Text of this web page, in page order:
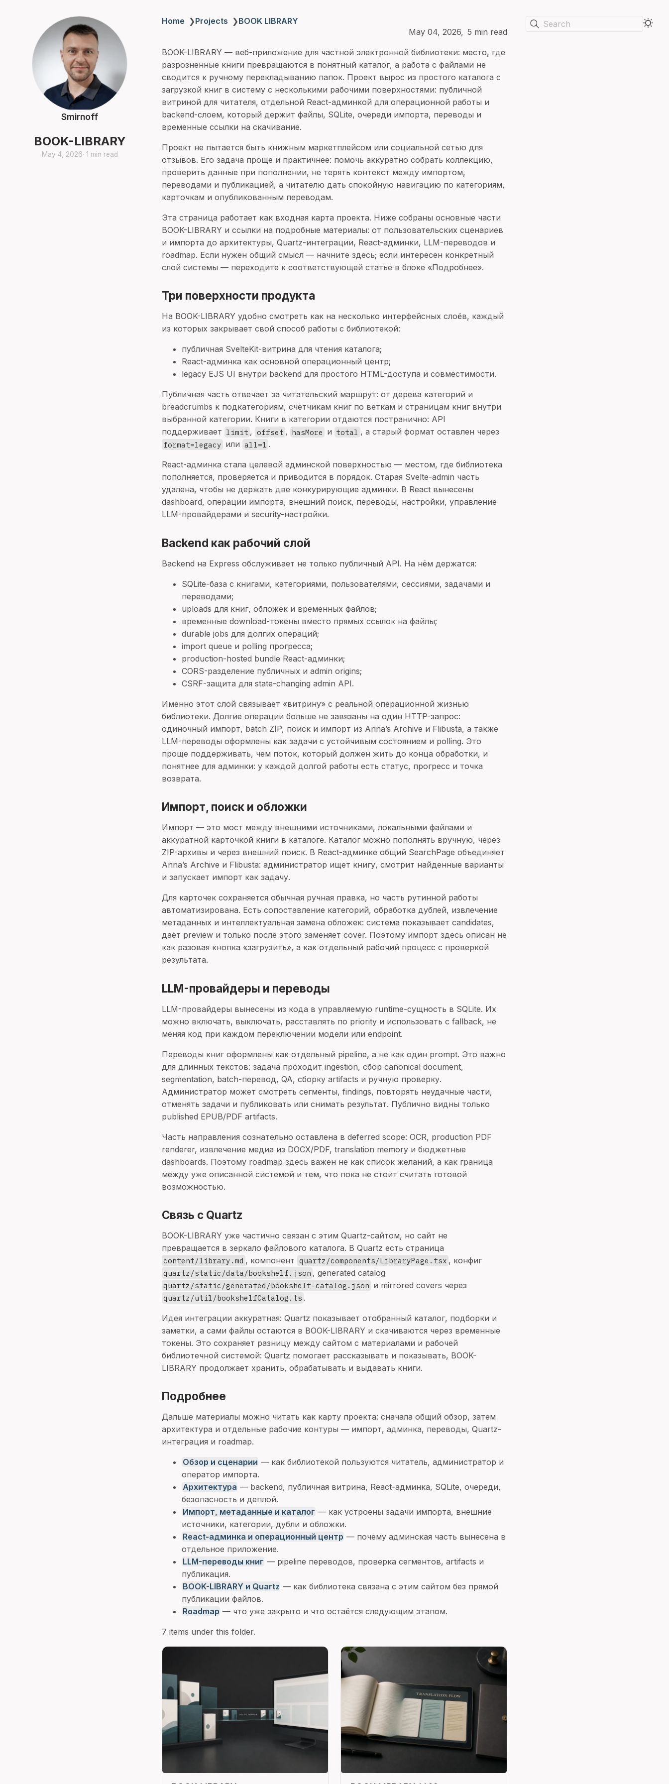
Smirnoff
BOOK-LIBRARY
May 4, 2026· 1 min read
Home ❯Projects ❯BOOK LIBRARY
May 04, 2026
5 min read
BOOK-LIBRARY — веб-приложение для частной электронной библиотеки: место, где
разрозненные книги превращаются в понятный каталог, а работа с файлами не
сводится к ручному перекладыванию папок. Проект вырос из простого каталога с
загрузкой книг в систему с несколькими рабочими поверхностями: публичной
витриной для читателя, отдельной React-админкой для операционной работы и
backend-слоем, который держит файлы, SQLite, очереди импорта, переводы и
временные ссылки на скачивание.
Проект не пытается быть книжным маркетплейсом или социальной сетью для
отзывов. Его задача проще и практичнее: помочь аккуратно собрать коллекцию,
проверить данные при пополнении, не терять контекст между импортом,
переводами и публикацией, а читателю дать спокойную навигацию по категориям,
карточкам и опубликованным переводам.
Эта страница работает как входная карта проекта. Ниже собраны основные части
BOOK-LIBRARY и ссылки на подробные материалы: от пользовательских сценариев
и импорта до архитектуры, Quartz-интеграции, React-админки, LLM-переводов и
roadmap. Если нужен общий смысл — начните здесь; если интересен конкретный
слой системы — переходите к соответствующей статье в блоке «Подробнее».
Три поверхности продукта
На BOOK-LIBRARY удобно смотреть как на несколько интерфейсных слоёв, каждый
из которых закрывает свой способ работы с библиотекой:
публичная SvelteKit-витрина для чтения каталога;
React-админка как основной операционный центр;
legacy EJS UI внутри backend для простого HTML-доступа и совместимости.
Публичная часть отвечает за читательский маршрут: от дерева категорий и
breadcrumbs к подкатегориям, счётчикам книг по веткам и страницам книг внутри
выбранной категории. Книги в категории отдаются постранично: API
поддерживает limit , offset , hasMore и total , а старый формат оставлен через
format=legacy или all=1 .
React-админка стала целевой админской поверхностью — местом, где библиотека
пополняется, проверяется и приводится в порядок. Старая Svelte-admin часть
удалена, чтобы не держать две конкурирующие админки. В React вынесены
dashboard, операции импорта, внешний поиск, переводы, настройки, управление
LLM-провайдерами и security-настройки.
Backend как рабочий слой
Backend на Express обслуживает не только публичный API. На нём держатся:
SQLite-база с книгами, категориями, пользователями, сессиями, задачами и
переводами;
uploads для книг, обложек и временных файлов;
временные download-токены вместо прямых ссылок на файлы;
durable jobs для долгих операций;
import queue и polling прогресса;
production-hosted bundle React-админки;
CORS-разделение публичных и admin origins;
CSRF-защита для state-changing admin API.
Именно этот слой связывает «витрину» с реальной операционной жизнью
библиотеки. Долгие операции больше не завязаны на один HTTP-запрос:
одиночный импорт, batch ZIP, поиск и импорт из Anna’s Archive и Flibusta, а также
LLM-переводы оформлены как задачи с устойчивым состоянием и polling. Это
проще поддерживать, чем поток, который должен жить до конца обработки, и
понятнее для админки: у каждой долгой работы есть статус, прогресс и точка
возврата.
Импорт, поиск и обложки
Импорт — это мост между внешними источниками, локальными файлами и
аккуратной карточкой книги в каталоге. Каталог можно пополнять вручную, через
ZIP-архивы и через внешний поиск. В React-админке общий SearchPage объединяет
Anna’s Archive и Flibusta: администратор ищет книгу, смотрит найденные варианты
и запускает импорт как задачу.
Для карточек сохраняется обычная ручная правка, но часть рутинной работы
автоматизирована. Есть сопоставление категорий, обработка дублей, извлечение
метаданных и интеллектуальная замена обложек: система показывает candidates,
даёт preview и только после этого заменяет cover. Поэтому импорт здесь описан не
как разовая кнопка «загрузить», а как отдельный рабочий процесс с проверкой
результата.
LLM-провайдеры и переводы
LLM-провайдеры вынесены из кода в управляемую runtime-сущность в SQLite. Их
можно включать, выключать, расставлять по priority и использовать с fallback, не
меняя код при каждом переключении модели или endpoint.
Переводы книг оформлены как отдельный pipeline, а не как один prompt. Это важно
для длинных текстов: задача проходит ingestion, сбор canonical document,
segmentation, batch-перевод, QA, сборку artifacts и ручную проверку.
Администратор может смотреть сегменты, findings, повторять неудачные части,
отменять задачи и публиковать или снимать результат. Публично видны только
published EPUB/PDF artifacts.
Часть направления сознательно оставлена в deferred scope: OCR, production PDF
renderer, извлечение медиа из DOCX/PDF, translation memory и бюджетные
dashboards. Поэтому roadmap здесь важен не как список желаний, а как граница
между уже описанной системой и тем, что пока не стоит считать готовой
возможностью.
Связь с Quartz
BOOK-LIBRARY уже частично связан с этим Quartz-сайтом, но сайт не
превращается в зеркало файлового каталога. В Quartz есть страница
content/library.md , компонент quartz/components/LibraryPage.tsx , конфиг
quartz/static/data/bookshelf.json , generated catalog
quartz/static/generated/bookshelf-catalog.json и mirrored covers через
quartz/util/bookshelfCatalog.ts .
Идея интеграции аккуратная: Quartz показывает отобранный каталог, подборки и
заметки, а сами файлы остаются в BOOK-LIBRARY и скачиваются через временные
токены. Это сохраняет разницу между сайтом с материалами и рабочей
библиотечной системой: Quartz помогает рассказывать и показывать, BOOK-
LIBRARY продолжает хранить, обрабатывать и выдавать книги.
Подробнее
Дальше материалы можно читать как карту проекта: сначала общий обзор, затем
архитектура и отдельные рабочие контуры — импорт, админка, переводы, Quartz-
интеграция и roadmap.
Обзор и сценарии — как библиотекой пользуются читатель, администратор и
оператор импорта.
Архитектура — backend, публичная витрина, React-админка, SQLite, очереди,
безопасность и деплой.
Импорт, метаданные и каталог — как устроены задачи импорта, внешние
источники, категории, дубли и обложки.
React-админка и операционный центр — почему админская часть вынесена в
отдельное приложение.
LLM-переводы книг — pipeline переводов, проверка сегментов, artifacts и
публикация.
BOOK-LIBRARY и Quartz — как библиотека связана с этим сайтом без прямой
публикации файлов.
Roadmap — что уже закрыто и что остаётся следующим этапом.
7 items under this folder.
Search